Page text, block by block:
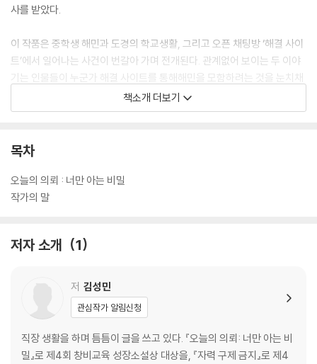
사를 받았다.
이 작품은 중학생 해민과 도경의 학교생활, 그리고 오픈 채팅방 ‘해결 사이
트’에서 일어나는 사건이 번갈아 가며 전개된다. 관계없어 보이는 두 이야
기는 인물들이 누군가 해결 사이트를 통해해민을 모함하려는 것을 눈치채
며 하나로 맞물린다. 비밀리에 열리는 오픈 채팅방, 악의가 다분한 의뢰인
의 정체 등 미스터리를 가미한 이야기가 팽팽한 긴장과 소설적 재미를 선
들과 나누며 현명히 대처해 나가는 모습을 짜임새 있게 풀어내 재미는 물
론 의미까지 두루 갖추었다. 청소년이 먼저 집어 드는 소설, 교사나 학부모
책소개 더보기
목차
오늘의 의뢰 : 너만 아는 비밀
작가의 말
저자 소개 1
저 김성민
관심작가 알림신청
직장 생활을 하며 틈틈이 글을 쓰고 있다. 『오늘의 의뢰: 너만 아는 비
밀』로 제4회 창비교육 성장소설상 대상을, 『자력 구제 금지』로 제4